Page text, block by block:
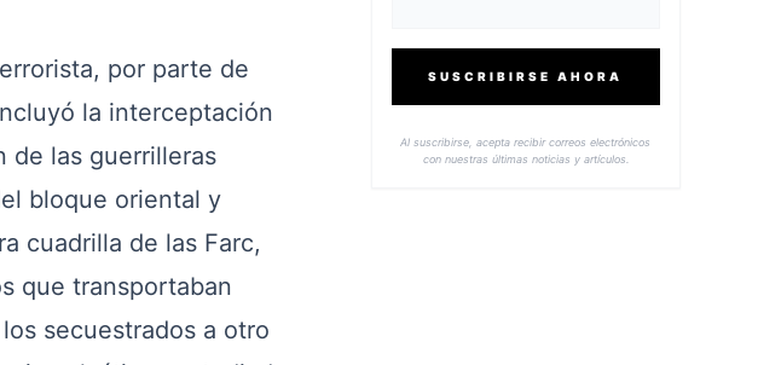
por parte de
la interceptación
de las guerrilleras
bloque oriental y
cuadrilla de las Farc,
que transportaban
secuestrados a otro
SUSCRIBIRSE AHORA
Al suscribirse, acepta recibir correos electrónicos
con nuestras últimas noticias y artículos.